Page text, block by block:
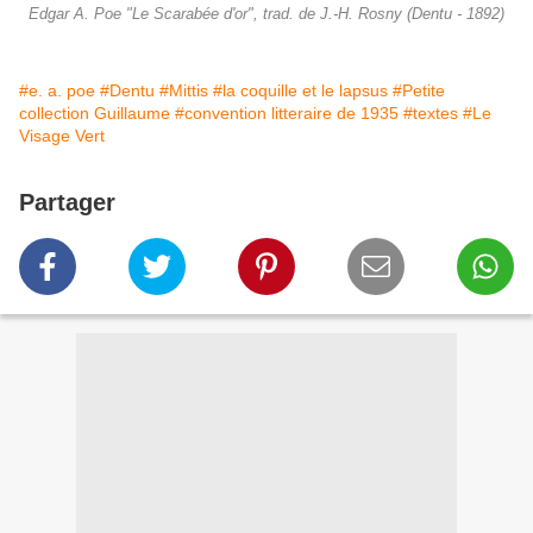
Edgar A. Poe "Le Scarabée d'or", trad. de J.-H. Rosny (Dentu - 1892)
#e. a. poe #Dentu #Mittis #la coquille et le lapsus #Petite
collection Guillaume #convention litteraire de 1935 #textes #Le
Visage Vert
Partager